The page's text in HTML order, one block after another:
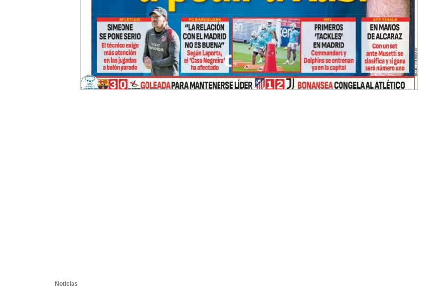
Noticias